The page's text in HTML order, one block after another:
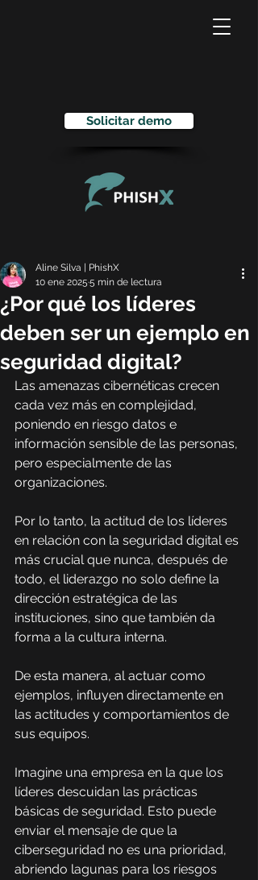
Solicitar demo
¿Por qué los líderes
deben ser un ejemplo en
seguridad digital?
Aline Silva | PhishX
10 ene 2025 5 min de lectura
Las amenazas cibernéticas crecen
cada vez más en complejidad,
poniendo en riesgo datos e
información sensible de las personas,
pero especialmente de las
organizaciones.
Por lo tanto, la actitud de los líderes
en relación con la seguridad digital es
más crucial que nunca, después de
todo, el liderazgo no solo define la
dirección estratégica de las
instituciones, sino que también da
forma a la cultura interna.
De esta manera, al actuar como
ejemplos, influyen directamente en
las actitudes y comportamientos de
sus equipos.
Imagine una empresa en la que los
líderes descuidan las prácticas
básicas de seguridad. Esto puede
enviar el mensaje de que la
ciberseguridad no es una prioridad,
abriendo lagunas para los riesgos